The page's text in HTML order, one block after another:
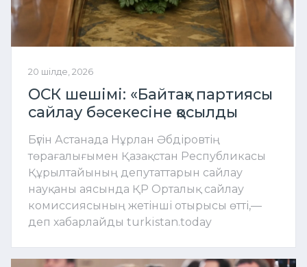
20 шілде, 2026
ОСК шешімі: «Байтақ» партиясы
сайлау бәсекесіне қосылды
Бүгін Астанада Нұрлан Әбдіровтің
төрағалығымен Қазақстан Республикасы
Құрылтайының депутаттарын сайлау
науқаны аясында ҚР Орталық сайлау
комиссиясының жетінші отырысы өтті,—
деп хабарлайды turkistan.today